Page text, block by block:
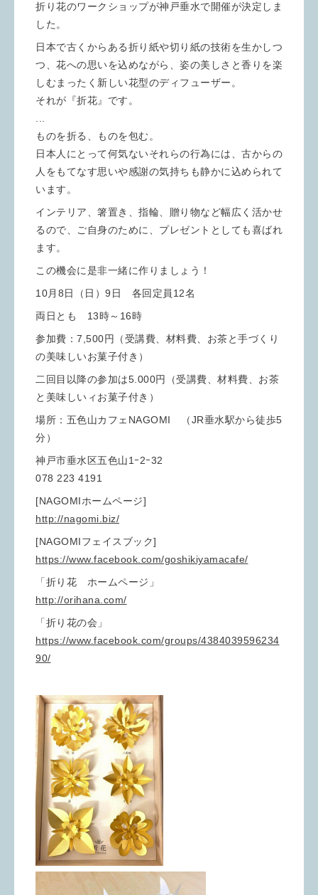
折り花のワークショップが神戸垂水で開催が決定しま
した。
日本で古くからある折り紙や切り紙の技術を生かしつ
つ、花への思いを込めながら、姿の美しさと香りを楽
しむまったく新しい花型のディフューザー。
それが『折花』です。
ものを折る、ものを包む。
日本人にとって何気ないそれらの行為には、古からの
人をもてなす思いや感謝の気持ちも静かに込められて
います。
インテリア、箸置き、指輪、贈り物など幅広く活かせ
るので、ご自身のために、プレゼントとしても喜ばれ
ます。
この機会に是非一緒に作りましょう！
10月8日（日）9日 各回定員12名
両日とも 13時～16時
参加費：7,500円（受講費、材料費、お茶と手づくり
の美味しいお菓子付き）
二回目以降の参加は5.000円（受講費、材料費、お茶
と美味しいィお菓子付き）
場所：五色山カフェNAGOMI （JR垂水駅から徒歩5
分）
神戸市垂水区五色山1ｰ2ｰ32
078 223 4191
[NAGOMIホームページ]
http://nagomi.biz/
[NAGOMIフェイスブック]
https://www.facebook.com/goshikiyamacafe/
「折り花 ホームページ」
http://orihana.com/
「折り花の会」
https://www.facebook.com/groups/4384039596234
90/